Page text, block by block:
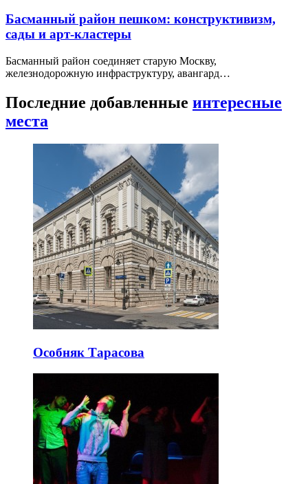
Басманный район пешком: конструктивизм,
сады и арт-кластеры
Басманный район соединяет старую Москву,
железнодорожную инфраструктуру, авангард…
Последние добавленные интересные
места
Особняк Тарасова